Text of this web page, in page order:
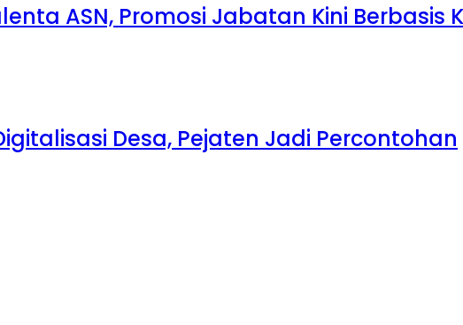
ASN, Promosi Jabatan Kini Berbasis
Desa, Pejaten Jadi Percontohan